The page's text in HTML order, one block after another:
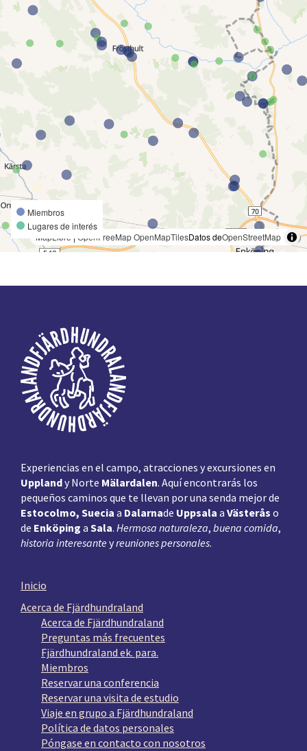
Miembros
Lugares de interés
MapLibre | OpenFreeMapOpenMapTilesDatos deOpenStreetMap
página
Experiencias en el campo, atracciones y excursiones en
Upplandy Norte Mälardalen. Aquí encontrarás los
pequeños caminos que te llevan por una senda mejor de
Estocolmo, Suecia a Dalarnade Uppsala a Västerås o
de Enköping a Sala. Hermosa naturaleza, buena comida,
historia interesante yreuniones personales.
Inicio
Acerca de Fjärdhundraland
Acerca de Fjärdhundraland
Preguntas más frecuentes
Fjärdhundraland ek. para.
Miembros
Reservar una conferencia
Reservar una visita de estudio
Viaje en grupo a Fjärdhundraland
Política de datos personales
Póngase en contacto con nosotros